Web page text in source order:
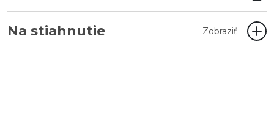
Na stiahnutie Zobraziť